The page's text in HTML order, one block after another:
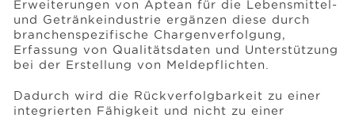
Erweiterungen von Aptean für die Lebensmittel-
und Getränkeindustrie ergänzen diese durch
branchenspezifische Chargenverfolgung,
Erfassung von Qualitätsdaten und Unterstützung
bei der Erstellung von Meldepflichten.
Dadurch wird die Rückverfolgbarkeit zu einer
integrierten Fähigkeit und nicht zu einer